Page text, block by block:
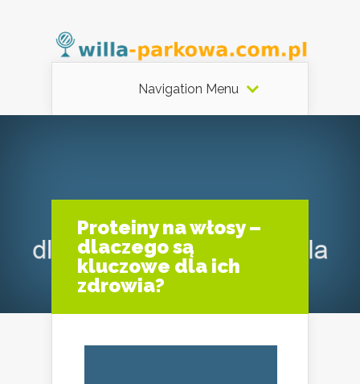
Navigation Menu
Proteiny na włosy –
dlaczego są
kluczowe dla ich
zdrowia?